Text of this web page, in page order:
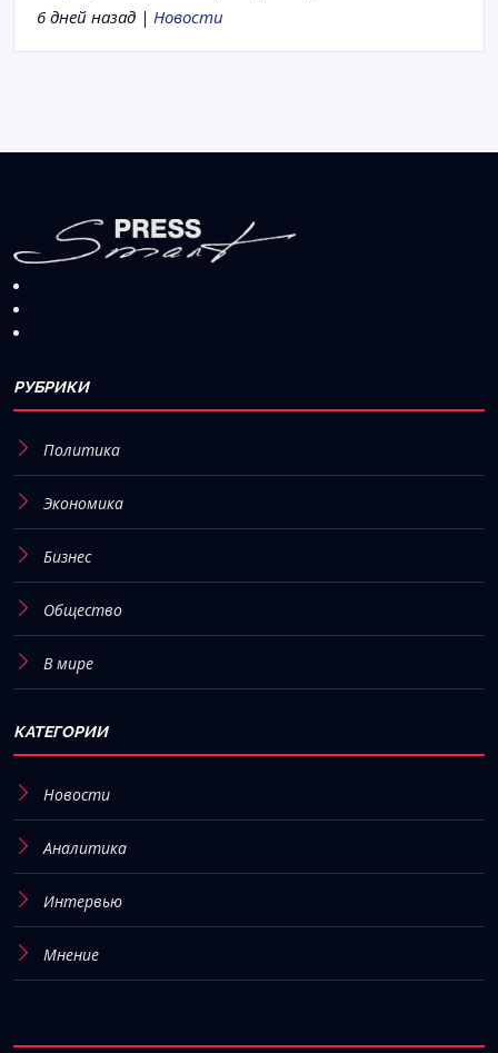
6 дней назад | Новости
РУБРИКИ
Политика
Экономика
Бизнес
Общество
В мире
КАТЕГОРИИ
Новости
Аналитика
Интервью
Мнение